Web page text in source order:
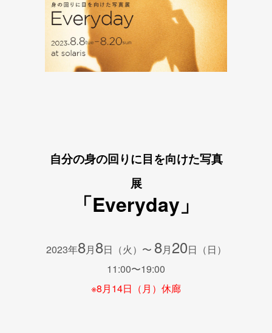
自分の身の回りに目を向けた写真
展
「Everyday」
2023年8月8日（火）〜 8月20日（日）
11:00〜19:00
※8月14日（月）休廊